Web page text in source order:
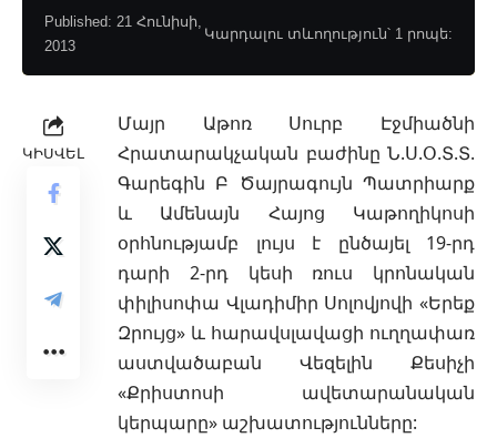
Published: 21 Հունիսի,
2013
Կարդալու տևողություն՝ 1 րոպե:
ԿԻՍՎԵԼ
Մայր Աթոռ Սուրբ Էջմիածնի
Հրատարակչական բաժինը Ն.Ս.Օ.Տ.Տ.
Գարեգին Բ Ծայրագույն Պատրիարք
և Ամենայն Հայոց Կաթողիկոսի
օրհնությամբ լույս է ընծայել 19-րդ
դարի 2-րդ կեսի ռուս կրոնական
փիլիսոփա Վլադիմիր Սոլովյովի «Երեք
Զրույց» և հարավսլավացի ուղղափառ
աստվածաբան Վեզելին Քեսիչի
«Քրիստոսի ավետարանական
կերպարը» աշխատությունները: